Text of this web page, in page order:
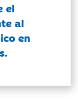
el
al
en